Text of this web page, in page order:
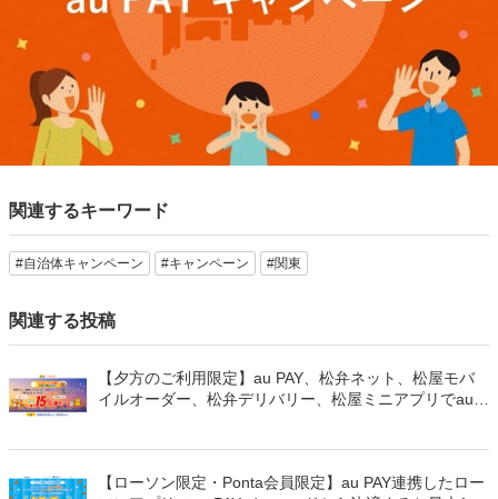
関連するキーワード
#自治体キャンペーン #キャンペーン #関東
関連する投稿
【夕方のご利用限定】au PAY、松弁ネット、松屋モバ
イルオーダー、松弁デリバリー、松屋ミニアプリでau
【ローソン限定・Ponta会員限定】au PAY連携したロー